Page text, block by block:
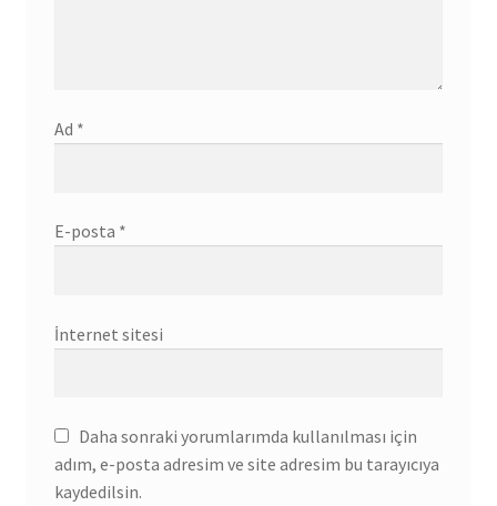
Ad *
E-posta *
İnternet sitesi
Daha sonraki yorumlarımda kullanılması için
adım, e-posta adresim ve site adresim bu tarayıcıya
kaydedilsin.